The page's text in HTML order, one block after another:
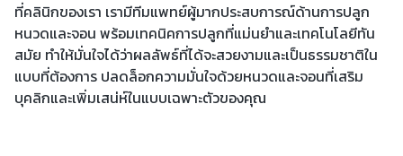
ที่คลินิกของเรา เรามีทีมแพทย์ผู้มากประสบการณ์ด้านการปลูก
หนวดและจอน พร้อมเทคนิคการปลูกที่แม่นยำและเทคโนโลยีทัน
สมัย ทำให้มั่นใจได้ว่าผลลัพธ์ที่ได้จะสวยงามและเป็นธรรมชาติใน
แบบที่ต้องการ ปลดล็อกความมั่นใจด้วยหนวดและจอนที่เสริม
บุคลิกและเพิ่มเสน่ห์ในแบบเฉพาะตัวของคุณ